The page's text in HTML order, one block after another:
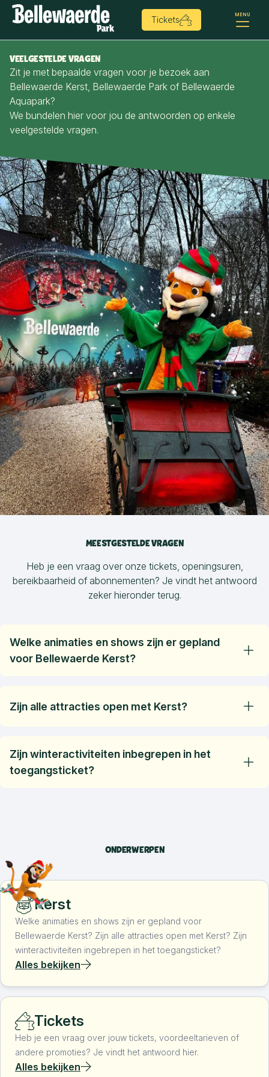
Tickets MENU
VEELGESTELDE VRAGEN
Zit je met bepaalde vragen voor je bezoek aan
Bellewaerde Kerst, Bellewaerde Park of Bellewaerde
Aquapark?
We bundelen hier voor jou de antwoorden op enkele
veelgestelde vragen.
MEESTGESTELDE VRAGEN
Heb je een vraag over onze tickets, openingsuren,
bereikbaarheid of abonnementen? Je vindt het antwoord
zeker hieronder terug.
Welke animaties en shows zijn er gepland
voor Bellewaerde Kerst?
leef je uit in onze indoor speeltuin vol springkastelen.
Zijn alle attracties open met Kerst?
attracties kunnen gesloten zijn vanwege negatieve
temperaturen.
Zijn winteractiviteiten inbegrepen in het
toegangsticket?
ONDERWERPEN
Kerst
Welke animaties en shows zijn er gepland voor
Bellewaerde Kerst? Zijn alle attracties open met Kerst? Zijn
winteractiviteiten ingebrepen in het toegangsticket?
Alles bekijken
Tickets
Heb je een vraag over jouw tickets, voordeeltarieven of
andere promoties? Je vindt het antwoord hier.
Alles bekijken